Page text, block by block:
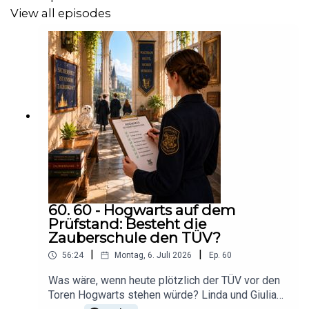
wenn ihr immer noch nicht genug gerätselt habt, gibt es
Viel Spaß beim Hören!
View all episodes
60. 60 - Hogwarts auf dem
Prüfstand: Besteht die
Zauberschule den TÜV?
56:24 | Montag, 6. Juli 2026 | Ep. 60
Was wäre, wenn heute plötzlich der TÜV vor den
Toren Hogwarts stehen würde? Linda und Giulia